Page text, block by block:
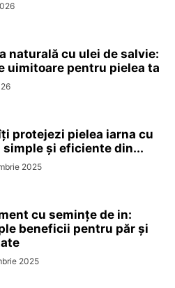
naturală cu ulei de salvie:
uimitoare pentru pielea ta
protejezi pielea iarna cu
simple și eficiente din...
2025
cu semințe de in:
beneficii pentru păr și
2025